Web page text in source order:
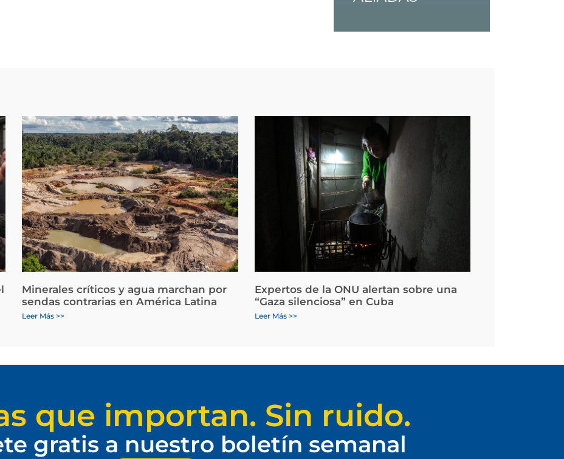
Minerales críticos y agua marchan por
sendas contrarias en América Latina
Leer Más >>
Expertos de la ONU alertan sobre una
“Gaza silenciosa” en Cuba
Leer Más >>
que importan. Sin ruido.
gratis a nuestro boletín semanal